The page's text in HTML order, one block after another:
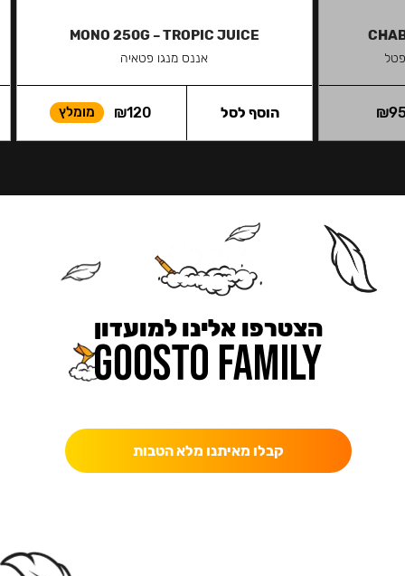
₪
MONO 250G – TROPIC JUICE
אננס מנגו פטאיה
₪120 מומלץ הוסף לסל
הצטרפו אלינו למועדון
קבלו מאיתנו מלא הטבות